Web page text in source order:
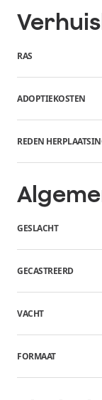
RAS
ADOPTIEKOSTEN
REDEN
GESLACHT
GECASTREERD
VACHT
FORMAAT